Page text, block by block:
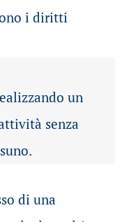
i diritti
un
senza
di una